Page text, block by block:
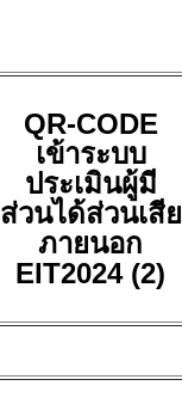
QR-CODE
เข้าระบบ
ประเมินผู้มี
ส่วนได้ส่วนเสีย
ภายนอก
EIT2024 (2)